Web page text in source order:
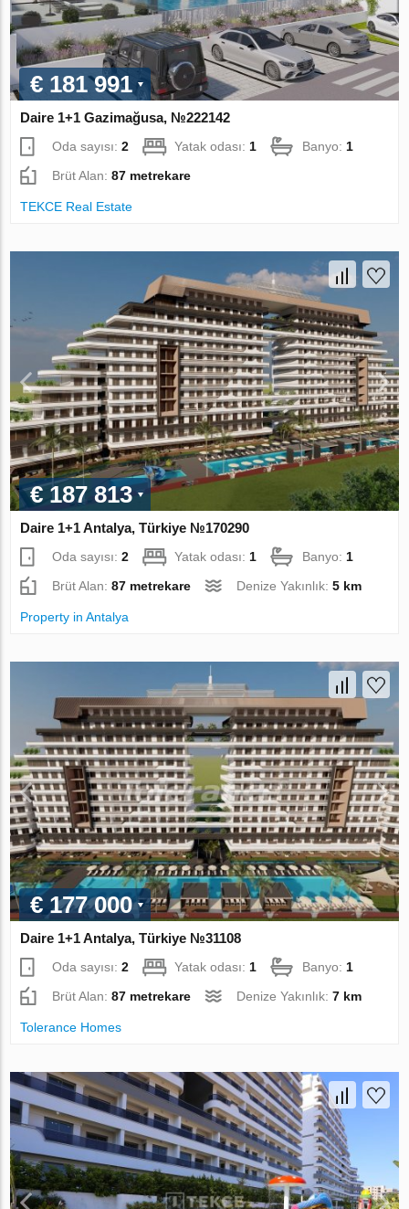
€ 181 991
Daire 1+1 Gazimağusa, №222142
Oda sayısı:2 Yatak odası:1 Banyo:1
Brüt Alan:87 metrekare
TEKCE Real Estate
€ 187 813
Daire 1+1 Antalya, Türkiye №170290
Oda sayısı:2 Yatak odası: 1 Banyo: 1
Brüt Alan:87 metrekare Denize Yakınlık:5 km
Property in Antalya
€ 177 000
Daire 1+1 Antalya, Türkiye №31108
Oda sayısı:2 Yatak odası: 1 Banyo: 1
Brüt Alan:87 metrekare Denize Yakınlık:7 km
Tolerance Homes